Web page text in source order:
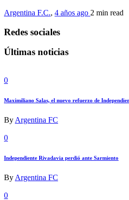
Argentina F.C., 4 años ago 2 min read
Redes sociales
Últimas noticias
0
Maximiliano Salas, el nuevo refuerzo de
By Argentina FC
0
Independiente Rivadavia perdió ante Sarmiento
By Argentina FC
0